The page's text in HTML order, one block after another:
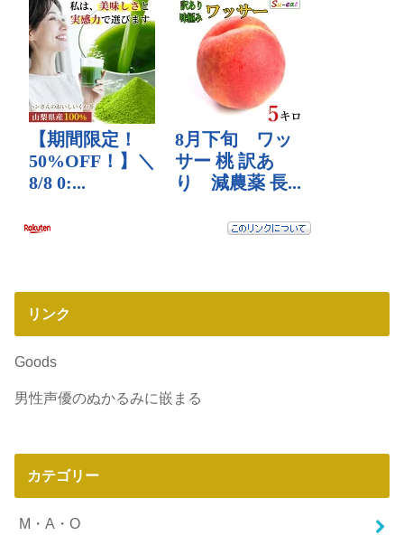
リンク
Goods
男性声優のぬかるみに嵌まる
カテゴリー
M・A・O